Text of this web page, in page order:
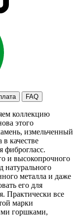
FAQ
коллекцию
этого
измельченный
качестве
фиброгласс.
и высокопрочного
натурального
металла и даже
его для
Практически все
марки
горшками,